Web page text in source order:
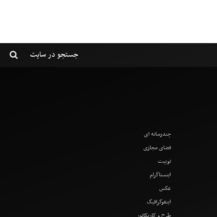
چندرسانه ای
فضای مجازی
توییت
اینستاگرام
عکس
اینفوگرافیگ